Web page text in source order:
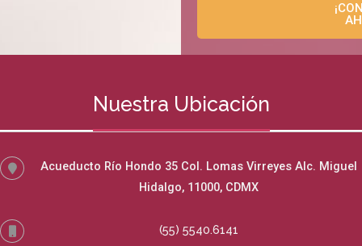
Nuestra Ubicación
Acueducto Río Hondo 35 Col. Lomas Virreyes Alc. Miguel
Hidalgo, 11000, CDMX
(55) 5540.6141